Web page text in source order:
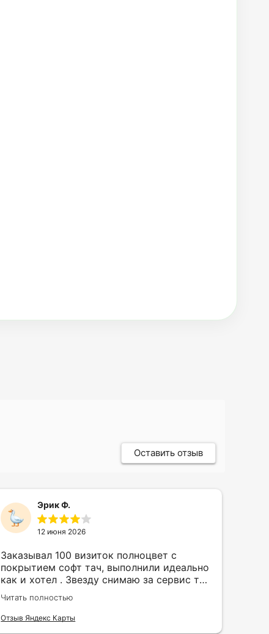
Оставить отзыв
Эрик Ф.
12 июня 2026
Заказывал 100 визиток полноцвет с
покрытием софт тач, выполнили идеально
как и хотел . Звезду снимаю за сервис так
как в первый день приехал за 30 мин до
закрытия а на месте никого не было.
Читать полностью
Отзыв Яндекс Карты